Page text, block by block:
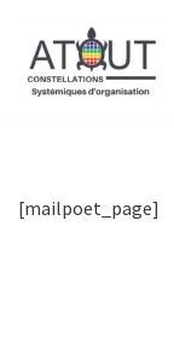
Aller
au
[mailpoet_page]